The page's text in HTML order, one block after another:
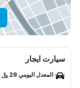
سيارت ايجار
المعدل اليومي 29 ﷼